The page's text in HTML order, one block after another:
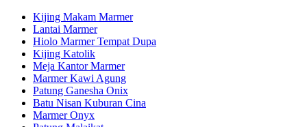
Kijing Makam Marmer
Lantai Marmer
Hiolo Marmer Tempat Dupa
Kijing Katolik
Meja Kantor Marmer
Marmer Kawi Agung
Patung Ganesha Onix
Batu Nisan Kuburan Cina
Marmer Onyx